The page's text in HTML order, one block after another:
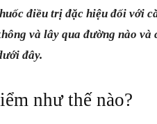
điều trị đặc hiệu đối với
và lây qua đường nào và
đây.
như thế nào?